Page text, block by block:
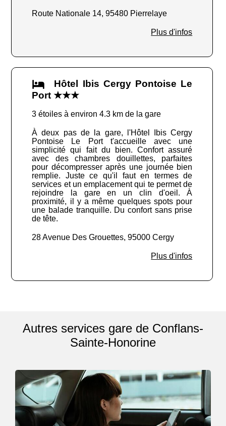
Route Nationale 14, 95480 Pierrelaye
Plus d'infos
Hôtel Ibis Cergy Pontoise Le
Port ★★★
3 étoiles à environ 4.3 km de la gare
À deux pas de la gare, l'Hôtel Ibis Cergy
Pontoise Le Port t'accueille avec une
simplicité qui fait du bien. Confort assuré
avec des chambres douillettes, parfaites
pour décompresser après une journée bien
remplie. Juste ce qu'il faut en termes de
services et un emplacement qui te permet de
rejoindre la gare en un clin d'oeil. À
proximité, il y a même quelques spots pour
une balade tranquille. Du confort sans prise
de tête.
28 Avenue Des Grouettes, 95000 Cergy
Plus d'infos
Autres services gare de Conflans-
Sainte-Honorine